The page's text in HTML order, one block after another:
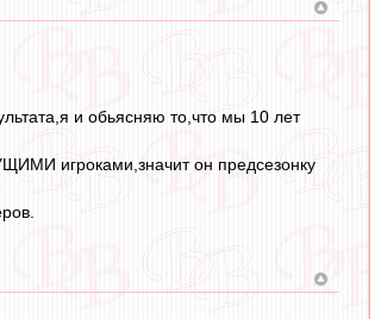
и обьясняю то,что мы 10 лет
игроками,значит он предсезонку